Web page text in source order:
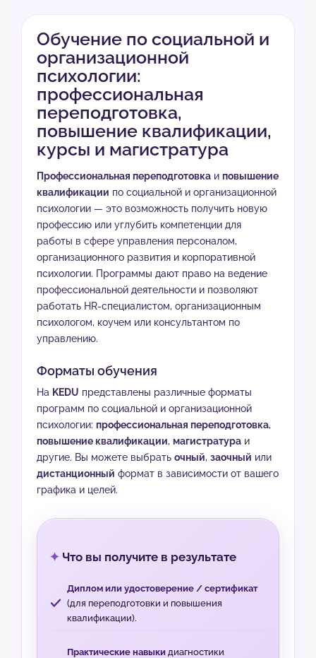
Обучение по социальной и
организационной
психологии:
профессиональная
переподготовка,
повышение квалификации,
курсы и магистратура
Профессиональная переподготовка и повышение
квалификации по социальной и организационной
психологии — это возможность получить новую
профессию или углубить компетенции для
работы в сфере управления персоналом,
организационного развития и корпоративной
психологии. Программы дают право на ведение
профессиональной деятельности и позволяют
работать HR-специалистом, организационным
психологом, коучем или консультантом по
управлению.
Форматы обучения
На KEDU представлены различные форматы
программ по социальной и организационной
психологии: профессиональная переподготовка,
повышение квалификации, магистратура и
другие. Вы можете выбрать очный, заочный или
дистанционный формат в зависимости от вашего
графика и целей.
Что вы получите в результате
Диплом или удостоверение / сертификат
(для переподготовки и повышения
квалификации).
Практические навыкидиагностики